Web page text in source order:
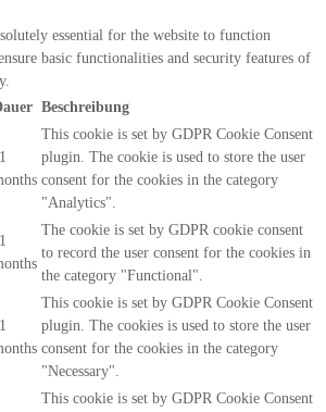
essential for the website to function
basic functionalities and security features of
Beschreibung
This cookie is set by GDPR Cookie Consent
plugin. The cookie is used to store the user
consent for the cookies in the category
"Analytics".
The cookie is set by GDPR cookie consent
to record the user consent for the cookies in
the category "Functional".
This cookie is set by GDPR Cookie Consent
plugin. The cookies is used to store the user
consent for the cookies in the category
"Necessary".
This cookie is set by GDPR Cookie Consent